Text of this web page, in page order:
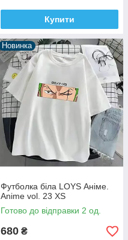
Купити
Новинка
Футболка біла LOYS Аніме.
Anime vol. 23 XS
Готово до відправки 2 од.
680 ₴